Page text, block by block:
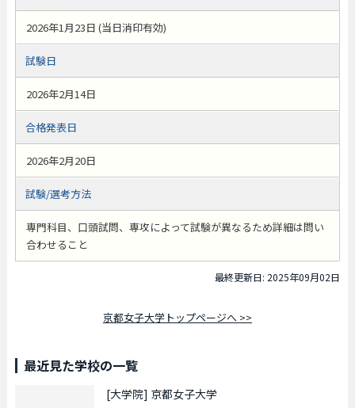
2026年1月23日 (当日消印有効)
試験日
2026年2月14日
合格発表日
2026年2月20日
試験/選考方法
専門科目、口頭試問、専攻によって試験が異なるため詳細は問い
合わせること
最終更新日: 2025年09月02日
京都女子大学トップページへ >>
最近見た学校の一覧
[大学院] 京都女子大学